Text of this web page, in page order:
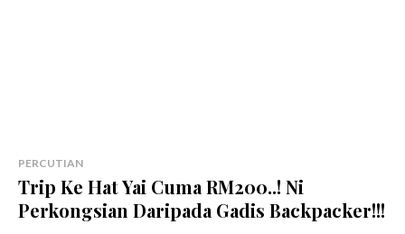
PERCUTIAN
Trip Ke Hat Yai Cuma RM200..! Ni
Perkongsian Daripada Gadis Backpacker!!!